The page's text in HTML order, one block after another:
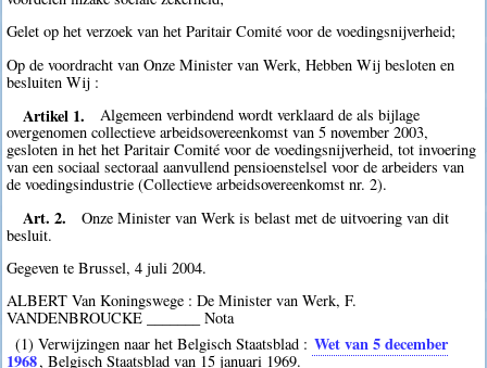
Gelet op het verzoek van het Paritair Comité voor de voedingsnijverheid;
Op de voordracht van Onze Minister van Werk, Hebben Wij besloten en
besluiten Wij :
Artikel 1.
Algemeen verbindend wordt verklaard de als bijlage
overgenomen collectieve arbeidsovereenkomst van 5 november 2003,
gesloten in het het Paritair Comité voor de voedingsnijverheid, tot invoering
van een sociaal sectoraal aanvullend pensioenstelsel voor de arbeiders van
de voedingsindustrie (Collectieve arbeidsovereenkomst nr. 2).
Art. 2.
Onze Minister van Werk is belast met de uitvoering van dit
besluit.
Gegeven te Brussel, 4 juli 2004.
ALBERT Van Koningswege : De Minister van Werk, F.
VANDENBROUCKE _______ Nota
(1) Verwijzingen naar het Belgisch Staatsblad : Wet van 5 december
1968, Belgisch Staatsblad van 15 januari 1969.